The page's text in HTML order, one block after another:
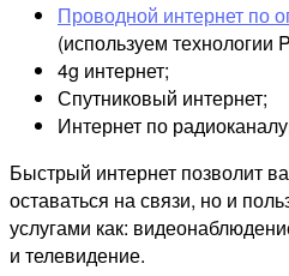
Проводной интернет по
(используем технологии
4g интернет;
Спутниковый интернет;
Интернет по
Быстрый интернет позволит
оставаться на связи, но и
услугами как:
и телевидение.